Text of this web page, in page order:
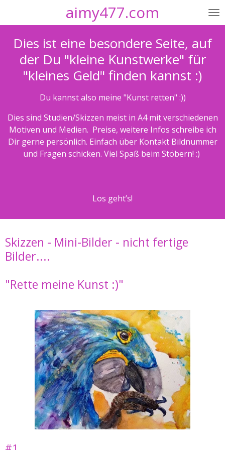
aimy477.com
Dies ist eine besondere Seite, auf
der Du "kleine Kunstwerke" für
"kleines Geld" finden kannst :)
Du kannst also meine "Kunst retten" :))
Dies sind Studien/Skizzen meist in A4 mit verschiedenen
Motiven und Medien. Preise, weitere Infos schreibe ich
Dir gerne persönlich. Einfach über Kontakt Bildnummer
und Fragen schicken. Viel Spaß beim Stöbern! :)
Los geht’s!
Skizzen - Mini-Bilder - nicht fertige
Bilder....
"Rette meine Kunst :)"